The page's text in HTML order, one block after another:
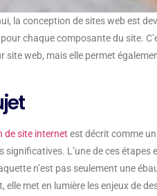
la conception de sites web est
chaque composante du site.
site web, mais elle permet
de site internet est décrit comme
significatives. L’une de ces
n’est pas seulement une
elle met en lumière les enjeux de